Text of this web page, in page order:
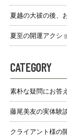
夏越の大祓の後、
夏至の開運アクシ
CATEGORY
素朴な疑問にお答
藤尾美友の実体験
クライアント様の